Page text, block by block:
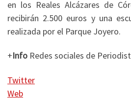
en los Reales Alcázares de
recibirán 2.500 euros y una
realizada por el Parque Joyero.
+Info Redes sociales de
Twitter
Web